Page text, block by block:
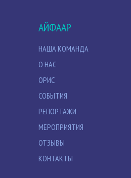
АЙФААР
НАША КОМАНДА
О НАС
ОРИС
СОБЫТИЯ
РЕПОРТАЖИ
МЕРОПРИЯТИЯ
ОТЗЫВЫ
КОНТАКТЫ